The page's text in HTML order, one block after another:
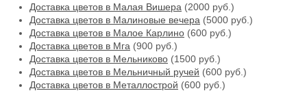
Доставка цветов в Малая Вишера (2000 руб.)
Доставка цветов в Малиновые вечера (5000 руб.)
Доставка цветов в Малое Карлино (600 руб.)
Доставка цветов в Мга (900 руб.)
Доставка цветов в Мельниково (1500 руб.)
Доставка цветов в Мельничный ручей (600 руб.)
Доставка цветов в Металлострой (600 руб.)